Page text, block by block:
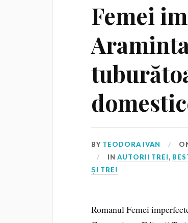
Femei
BY TEODORA IVAN
INAUTORII TREI,
ȘI TREI
Romanul Femei